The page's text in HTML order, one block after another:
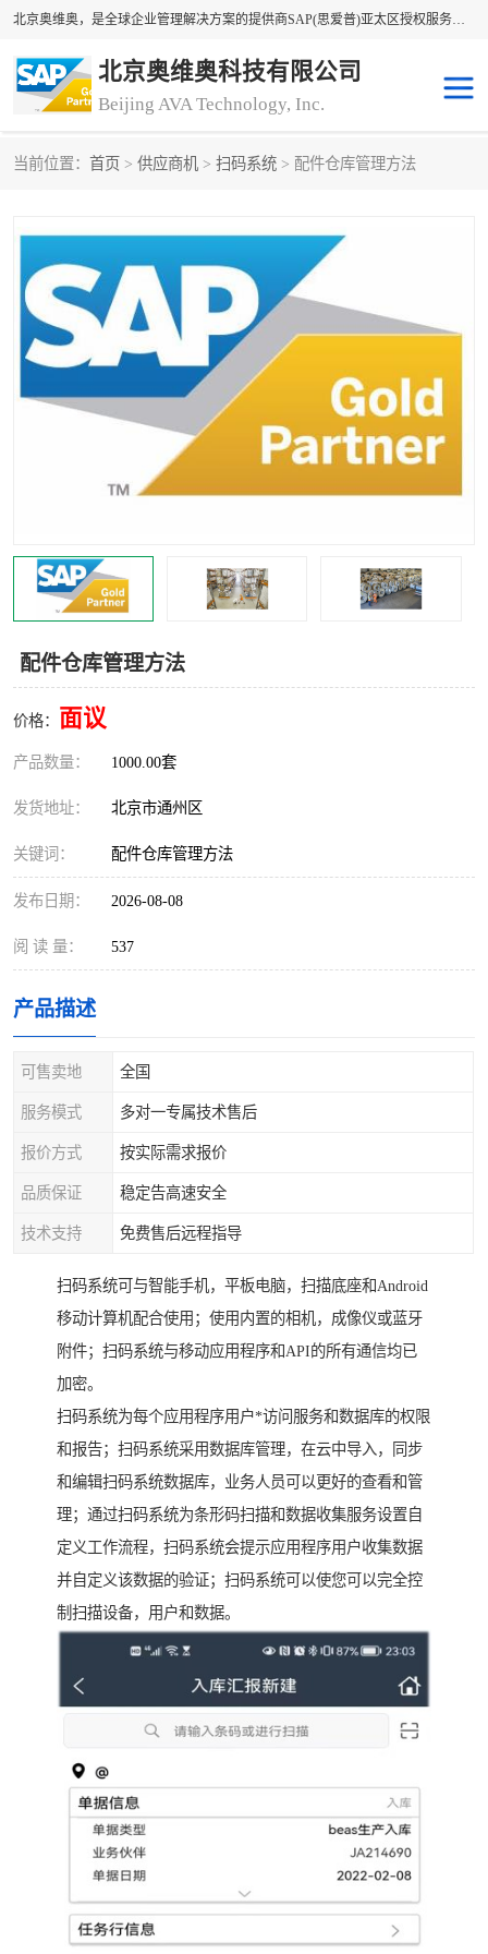
北京奥维奥，是全球企业管理解决方案的提供商SAP(思爱普)亚太区授权服务商领军者，SAP金牌服务商和代理商。企业ERP系统软件，SAP软件实施，17年来服务客户1500多家。提供SAP Business One，SAP Business ByDesign，SAP S/4HANA Cloud，SAP Analytics Cloud （分析云）等产品与解决方案。咨询专线：400-890-8880
北京奥维奥科技有限公司
Beijing AVA Technology, Inc.
当前位置： 首页 > 供应商机 > 扫码系统 > 配件仓库管理方法
配件仓库管理方法
价格： 面议
产品数量： 1000.00套
发货地址： 北京市通州区
关键词： 配件仓库管理方法
发布日期： 2026-08-08
阅 读 量： 537
产品描述
可售卖地 全国
服务模式 多对一专属技术售后
报价方式 按实际需求报价
品质保证 稳定告高速安全
技术支持 免费售后远程指导
扫码系统可与智能手机，平板电脑，扫描底座和Android
移动计算机配合使用；使用内置的相机，成像仪或蓝牙
附件；扫码系统与移动应用程序和API的所有通信均已
加密。
扫码系统为每个应用程序用户*访问服务和数据库的权限
和报告；扫码系统采用数据库管理，在云中导入，同步
和编辑扫码系统数据库，业务人员可以更好的查看和管
理；通过扫码系统为条形码扫描和数据收集服务设置自
定义工作流程，扫码系统会提示应用程序用户收集数据
并自定义该数据的验证；扫码系统可以使您可以完全控
制扫描设备，用户和数据。
erp系统 erp企业管理软件
sap软件开发 sap管理系统
码上用条码管理 扫码系统
工厂ERP软件 制造业ERP系统
皮具厂erp系统
玩具厂erp系统 五金厂erp系统
小工厂erp系统 印染厂erp系统
印刷厂erp系统
制衣厂erp系统